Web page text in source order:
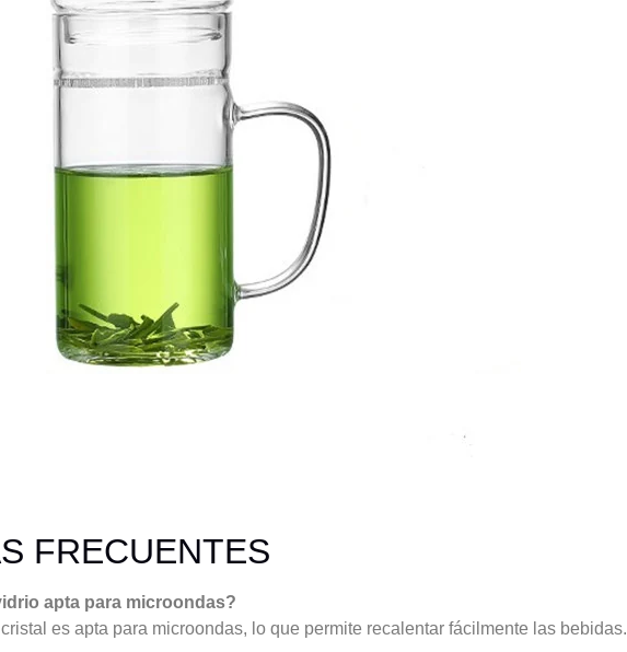
FRECUENTES
apta para microondas?
es apta para microondas, lo que permite recalentar fácilmente las bebidas.